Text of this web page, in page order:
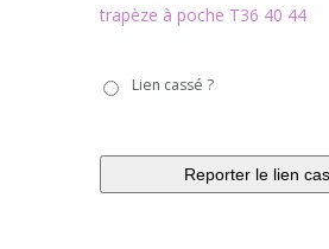
trapèze à poche T36 40 44
casséLien cassé ?